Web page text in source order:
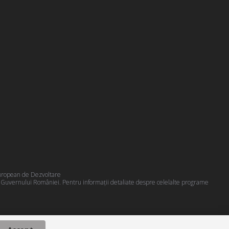
de Dezvoltare
României. Pentru informații detaliate despre celelalte programe